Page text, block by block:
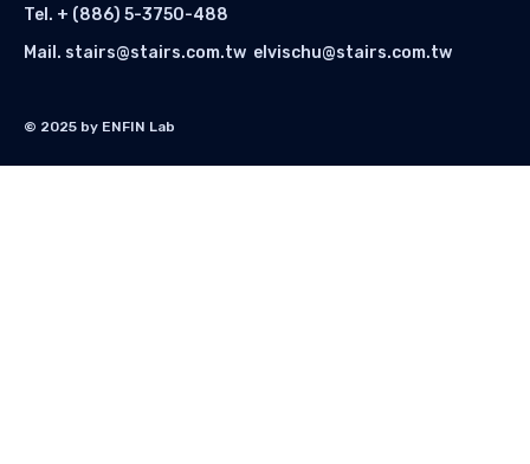
Tel. + (886) 5-3750-488
Mail. stairs@stairs.com.tw elvischu@stairs.com.tw
© 2025 by ENFIN Lab